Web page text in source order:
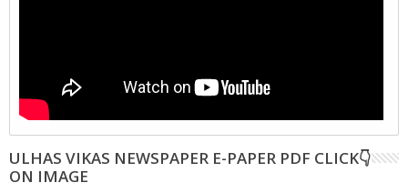
ULHAS VIKAS NEWSPAPER E-PAPER PDF CLICK👇
ON IMAGE